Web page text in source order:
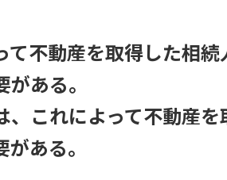
て不動産を取得した相
ある。
、これによって不動産
ある。